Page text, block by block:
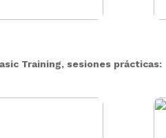
Training, sesiones prácticas: